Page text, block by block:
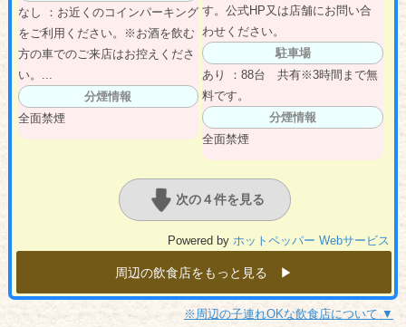
なし ：お近くのコインパーキング
をご利用ください。※お酒を飲む
方の車でのご来店はお控えくださ
い。...
分煙情報
全面禁煙
す。公式HP又は店舗にお問い合
わせください。
駐車場
あり ：88台 共有※3時間まで無
料です。
分煙情報
全面禁煙
次の４件を見る
Powered byホットペッパー Webサービス
周辺の飲食店をもっと見る ▶︎
※周辺の子連れOKな飲食店について ▼